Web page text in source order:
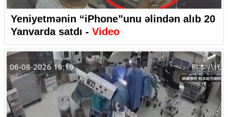
Yeniyetmənin “iPhone”unu əlindən alıb 20
Yanvarda satdı - Video
06-08-2026 19:19